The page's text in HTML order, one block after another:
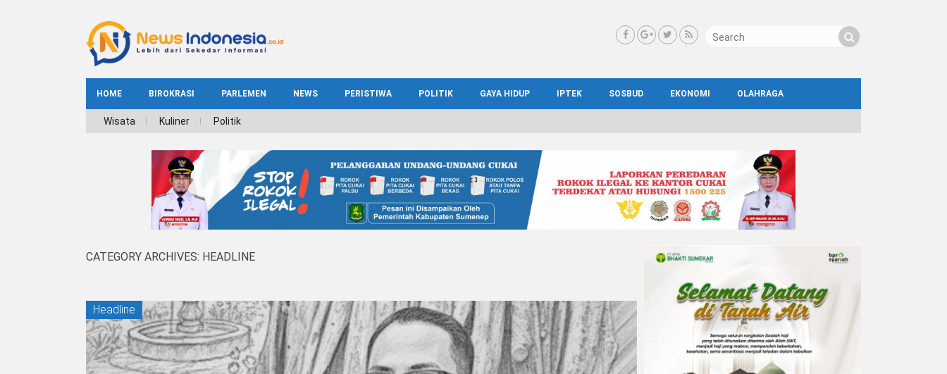
HOME BIROKRASI PARLEMEN NEWS PERISTIWA POLITIK GAYA HIDUP IPTEK SOSBUD EKONOMI OLAHRAGA
INDEKS BIROKRASI
Wisata Kuliner Politik
CATEGORY ARCHIVES: HEADLINE
Headline